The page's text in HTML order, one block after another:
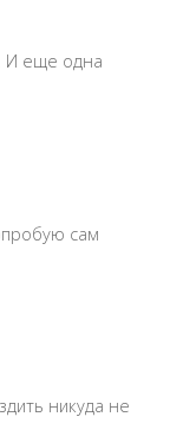
И еще одна
сам
никуда не